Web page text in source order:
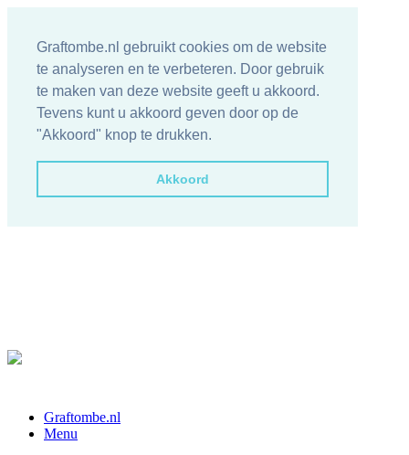
Graftombe.nl gebruikt cookies om de website
te analyseren en te verbeteren. Door gebruik
te maken van deze website geeft u akkoord.
Tevens kunt u akkoord geven door op de
"Akkoord" knop te drukken.
Akkoord
Graftombe.nl
Menu